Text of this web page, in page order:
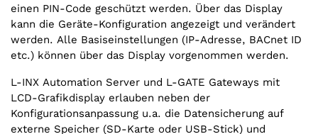
einen PIN-Code geschützt werden. Über das Display
kann die Geräte-Konfiguration angezeigt und verändert
werden. Alle Basiseinstellungen (IP-Adresse, BACnet ID
etc.) können über das Display vorgenommen werden.
L-INX Automation Server und L-GATE Gateways mit
LCD-Grafikdisplay erlauben neben der
Konfigurationsanpassung u.a. die Datensicherung auf
externe Speicher (SD-Karte oder USB-Stick) und